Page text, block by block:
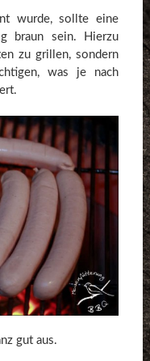
wurde, sollte eine
braun sein. Hierzu
zu grillen, sondern
was je nach
gut aus.